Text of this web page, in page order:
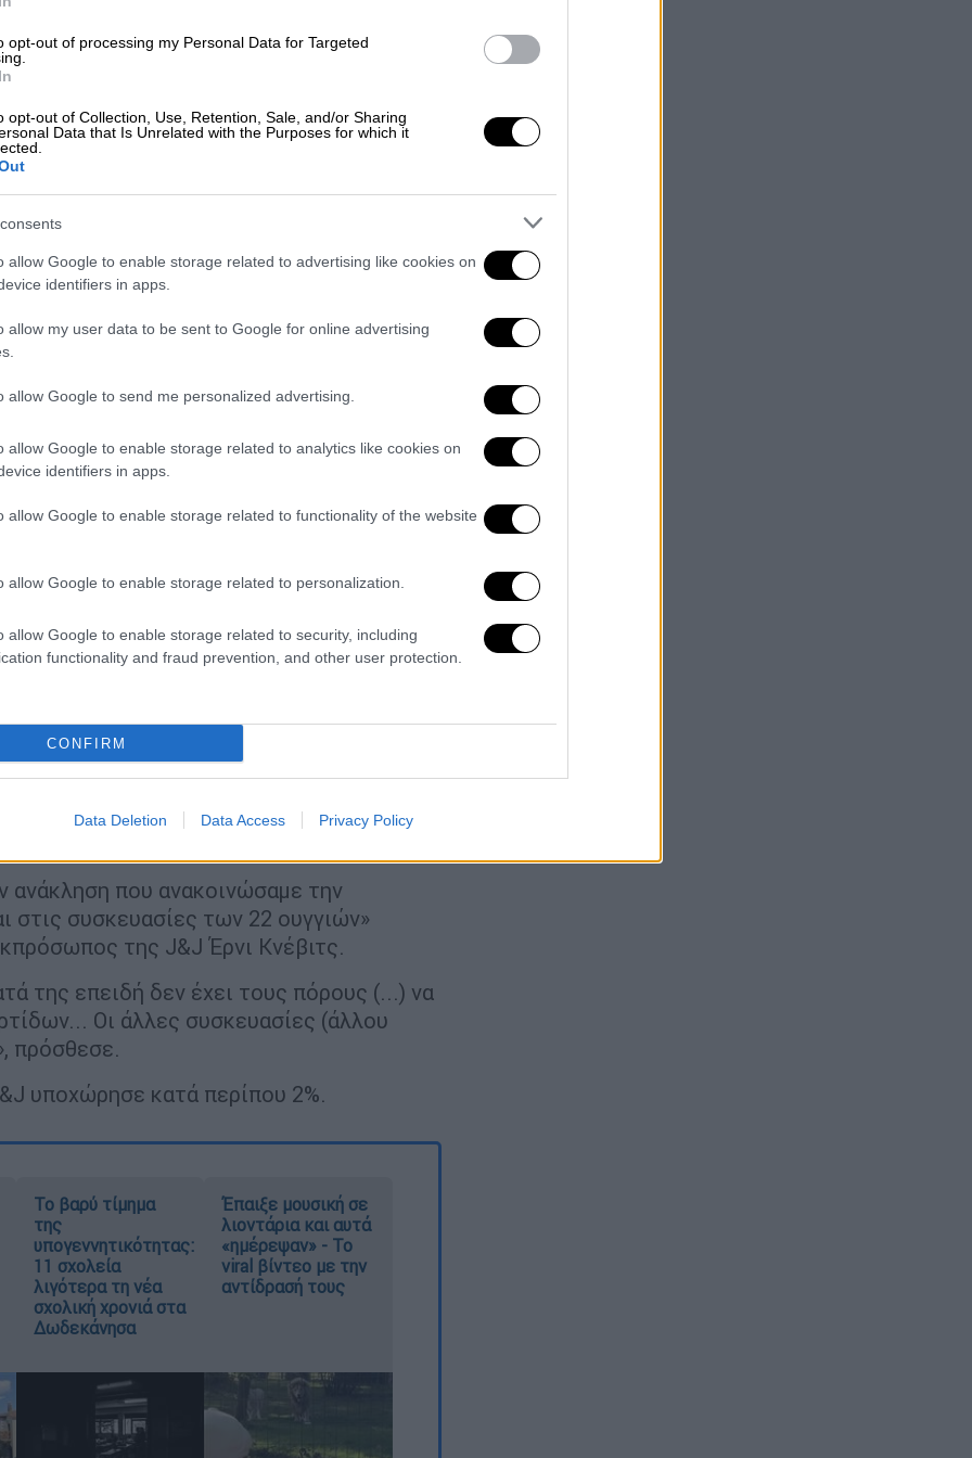
opt-out of processing my Personal Data for Targeted
opt-out of Collection, Use, Retention, Sale, and/or Sharing
Data that Is Unrelated with the Purposes for which it
allow Google to enable storage related to advertising like cookies on
identifiers in apps.
allow my user data to be sent to Google for online advertising
allow Google to send me personalized advertising.
allow Google to enable storage related to analytics like cookies on
identifiers in apps.
allow Google to enable storage related to functionality of the website
allow Google to enable storage related to personalization.
allow Google to enable storage related to security, including
functionality and fraud prevention, and other user protection.
CONFIRM
Data Deletion Data Access Privacy Policy
εθελοντική ανάκληση του προϊόντος
της, καθώς και από τον εμπορικό
θα πρέπεινα σταματήσουν τη χρήση
για να αποζημιωθούν.
& Johnson - Τι λέει η εταιρεία
& Johnson - Τι λέει η εταιρεία
το εμβληματικό προϊόν της για πιθανή
ουσία
αρχές ανακοινώνουν ότι
ανάκληση που ανακοινώσαμε την
στις συσκευασίες των 22 ουγγιών»
της J&J Έρνι Κνέβιτς.
της επειδή δεν έχει τους πόρους (...) να
Οι άλλες συσκευασίες (άλλου
πρόσθεσε.
υποχώρησε κατά περίπου 2%.
Το βαρύ τίμημα
της
υπογεννητικότητας:
11 σχολεία
λιγότερα τη νέα
σχολική χρονιά στα
Δωδεκάνησα
Έπαιξε μουσική σε
λιοντάρια και αυτά
«ημέρεψαν» - Το
viral βίντεο με την
αντίδρασή τους